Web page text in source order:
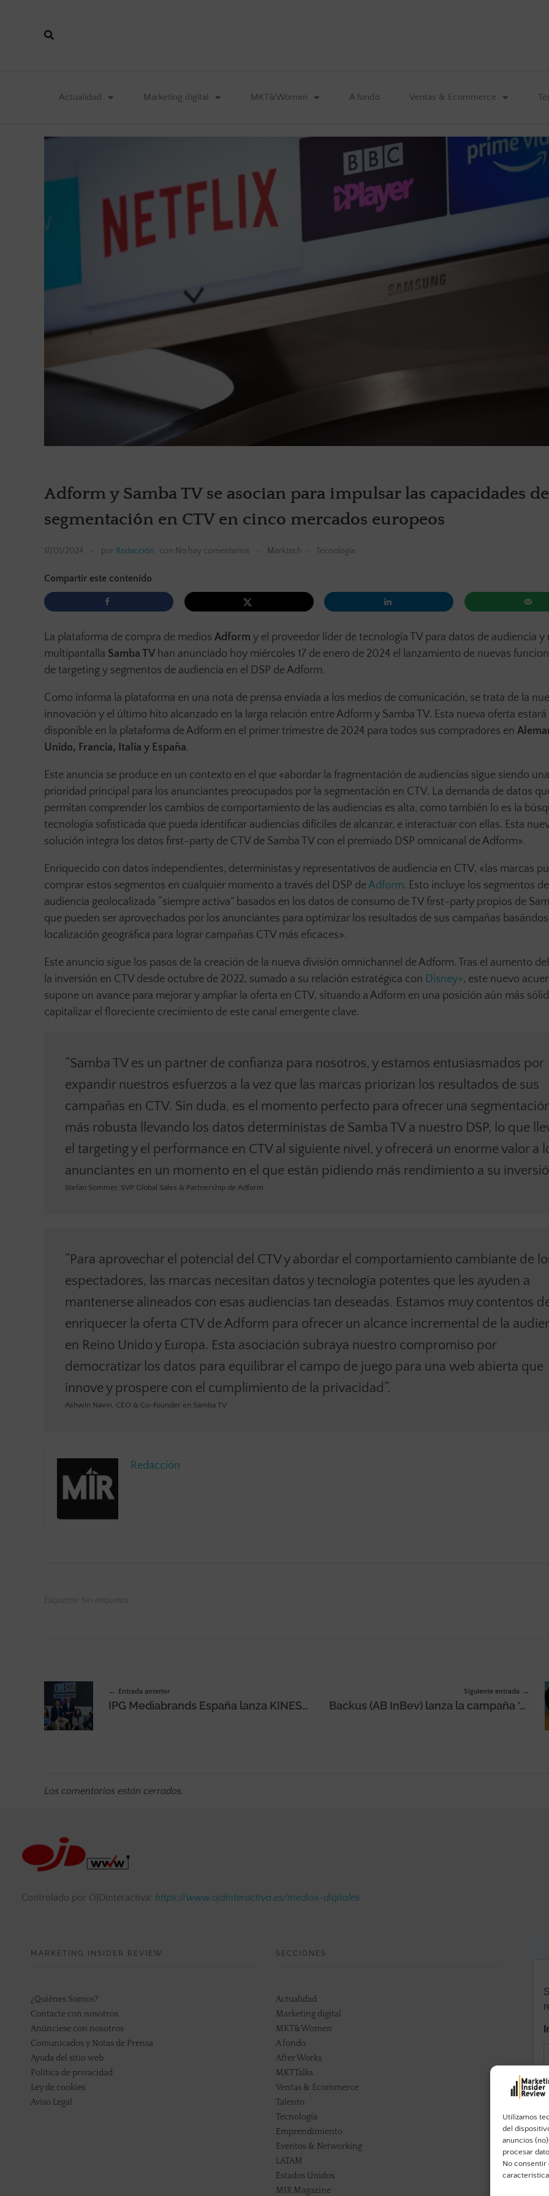
Utilizamos
del
anuncios
procesar
No consentir
Actualidad Marketing digital MKT&Women A fondo Ventas & Ecommerce
Adform y Samba TV se asocian para impulsar las capacidades de
segmentación en CTV en cinco mercados europeos
17/01/2024 por Redacción con No hay comentarios Marktech Tecnología
Compartir este contenido
La plataforma de compra de medios Adform y el proveedor líder de tecnología TV para datos de audiencia y
multipantalla Samba TV han anunciado hoy miércoles 17 de enero de 2024 el lanzamiento de nuevas
de targeting y segmentos de audiencia en el DSP de Adform.
Como informa la plataforma en una nota de prensa enviada a los medios de comunicación, se trata de la
innovación y el último hito alcanzado en la larga relación entre Adform y Samba TV. Esta nueva oferta estará
disponible en la plataforma de Adform en el primer trimestre de 2024 para todos sus compradores en
Unido, Francia, Italia y España.
Este anuncia se produce en un contexto en el que «abordar la fragmentación de audiencias sigue siendo una
prioridad principal para los anunciantes preocupados por la segmentación en CTV. La demanda de datos
permitan comprender los cambios de comportamiento de las audiencias es alta, como también lo es la
tecnología sofisticada que pueda identificar audiencias difíciles de alcanzar, e interactuar con ellas. Esta
solución integra los datos first-party de CTV de Samba TV con el premiado DSP omnicanal de Adform».
Enriquecido con datos independientes, deterministas y representativos de audiencia en CTV, «las marcas
comprar estos segmentos en cualquier momento a través del DSP de Adform. Esto incluye los segmentos de
audiencia geolocalizada “siempre activa” basados en los datos de consumo de TV first-party propios de
que pueden ser aprovechados por los anunciantes para optimizar los resultados de sus campañas
localización geográfica para lograr campañas CTV más eficaces».
Este anuncio sigue los pasos de la creación de la nueva división omnichannel de Adform. Tras el aumento del
la inversión en CTV desde octubre de 2022, sumado a su relación estratégica con Disney+, este nuevo
supone un avance para mejorar y ampliar la oferta en CTV, situando a Adform en una posición aún más
capitalizar el floreciente crecimiento de este canal emergente clave.
“Samba TV es un partner de confianza para nosotros, y estamos entusiasmados por
expandir nuestros esfuerzos a la vez que las marcas priorizan los resultados de sus
campañas en CTV. Sin duda, es el momento perfecto para ofrecer una
más robusta llevando los datos deterministas de Samba TV a nuestro DSP, lo que
el targeting y el performance en CTV al siguiente nivel, y ofrecerá un enorme valor a
anunciantes en un momento en el que están pidiendo más rendimiento a su
Stefan Sommer, SVP Global Sales & Partnership de Adform
“Para aprovechar el potencial del CTV y abordar el comportamiento cambiante de
espectadores, las marcas necesitan datos y tecnología potentes que les ayuden a
mantenerse alineados con esas audiencias tan deseadas. Estamos muy contentos
enriquecer la oferta CTV de Adform para ofrecer un alcance incremental de la
en Reino Unido y Europa. Esta asociación subraya nuestro compromiso por
democratizar los datos para equilibrar el campo de juego para una web abierta que
innove y prospere con el cumplimiento de la privacidad”.
Ashwin Navin, CEO & Co-Founder en Samba TV
Redacción
Etiquetas: Sin etiquetas
Entrada anterior
IPG Mediabrands España lanza KINESSO, una agencia integral digital
Siguiente entrada
Backus (AB InBev) lanza la campaña ‘Acaba con el calor, quédate con el verano’, una acción de Publicis Perú
Los comentarios están cerrados.
Controlado por OJDinteractiva: https://www.ojdinteractiva.es/medios-digitales
MARKETING INSIDER REVIEW
¿Quiénes Somos?
Contacte con nosotros
Anúnciese con nosotros
Comunicados y Notas de Prensa
Ayuda del sitio web
Política de privacidad
Ley de cookies
Aviso Legal
SECCIONES
Actualidad
Marketing digital
MKT&Women
A fondo
After Works
MKTTalks
Ventas & Ecommerce
Talento
Tecnología
Emprendimiento
Eventos & Networking
LATAM
Estados Unidos
MIR Magazine